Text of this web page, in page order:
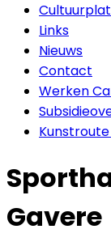
Links
Nieuws
Contact
Werken
Gavere